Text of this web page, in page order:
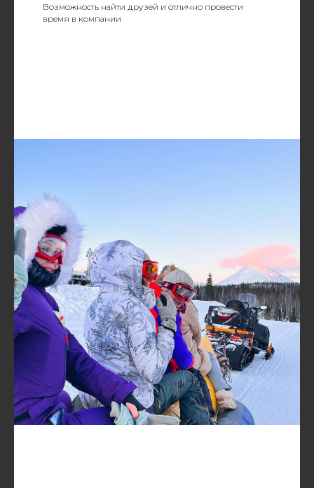
Возможность найти друзей и отлично провести
время в компании